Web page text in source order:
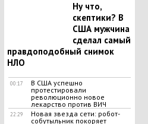
Ну что,
скептики? В
США мужчина
сделал самый
правдоподобный снимок
НЛО
00:17
В США успешно
протестировали
революционно новое
лекарство против ВИЧ
22:29
Новая звезда сети: робот-
собутыльник покоряет